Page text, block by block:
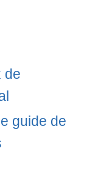
de
guide de